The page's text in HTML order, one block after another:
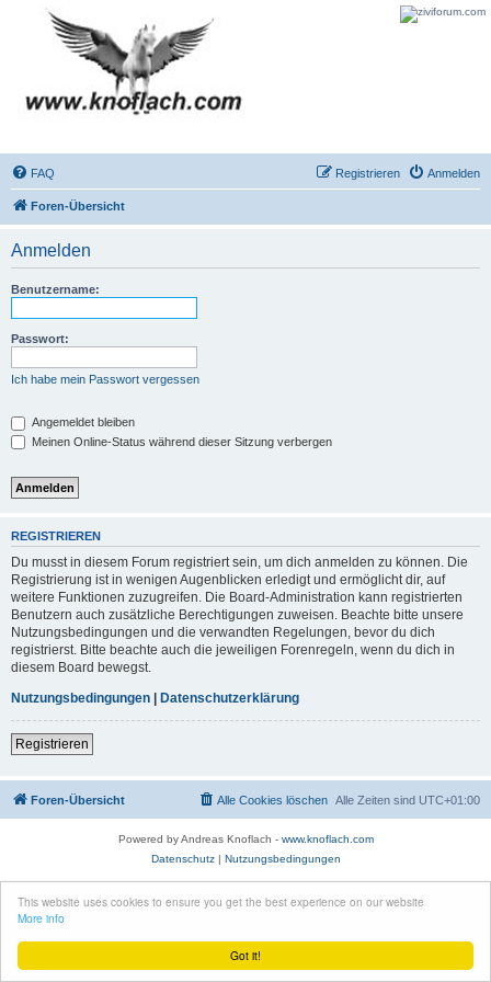
Got it!
This website uses cookies to ensure you get the best experience on our website
More info
FAQ Anmelden
Registrieren
Foren-Übersicht
Anmelden
Benutzername:
Passwort:
Ich habe mein Passwort vergessen
Angemeldet bleiben
Meinen Online-Status während dieser Sitzung verbergen
REGISTRIEREN
Du musst in diesem Forum registriert sein, um dich anmelden zu können. Die
Registrierung ist in wenigen Augenblicken erledigt und ermöglicht dir, auf
weitere Funktionen zuzugreifen. Die Board-Administration kann registrierten
Benutzern auch zusätzliche Berechtigungen zuweisen. Beachte bitte unsere
Nutzungsbedingungen und die verwandten Regelungen, bevor du dich
registrierst. Bitte beachte auch die jeweiligen Forenregeln, wenn du dich in
diesem Board bewegst.
Nutzungsbedingungen | Datenschutzerklärung
Registrieren
Foren-Übersicht Alle Zeiten sind UTC+01:00
Alle Cookies löschen
Powered by Andreas Knoflach - www.knoflach.com
Datenschutz| Nutzungsbedingungen